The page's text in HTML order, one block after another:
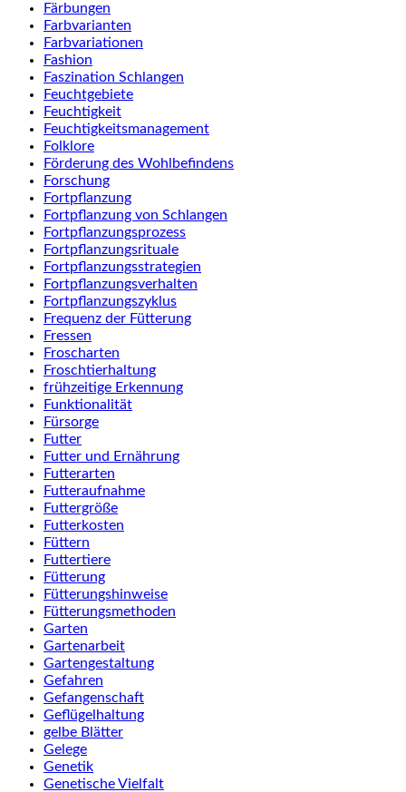
Färbungen
Farbvarianten
Farbvariationen
Fashion
Faszination Schlangen
Feuchtgebiete
Feuchtigkeit
Feuchtigkeitsmanagement
Folklore
Förderung des Wohlbefindens
Forschung
Fortpflanzung
Fortpflanzung von Schlangen
Fortpflanzungsprozess
Fortpflanzungsrituale
Fortpflanzungsstrategien
Fortpflanzungsverhalten
Fortpflanzungszyklus
Frequenz der Fütterung
Fressen
Froscharten
Froschtierhaltung
frühzeitige Erkennung
Funktionalität
Fürsorge
Futter
Futter und Ernährung
Futterarten
Futteraufnahme
Futtergröße
Futterkosten
Füttern
Futtertiere
Fütterung
Fütterungshinweise
Fütterungsmethoden
Garten
Gartenarbeit
Gartengestaltung
Gefahren
Gefangenschaft
Geflügelhaltung
gelbe Blätter
Gelege
Genetik
Genetische Vielfalt